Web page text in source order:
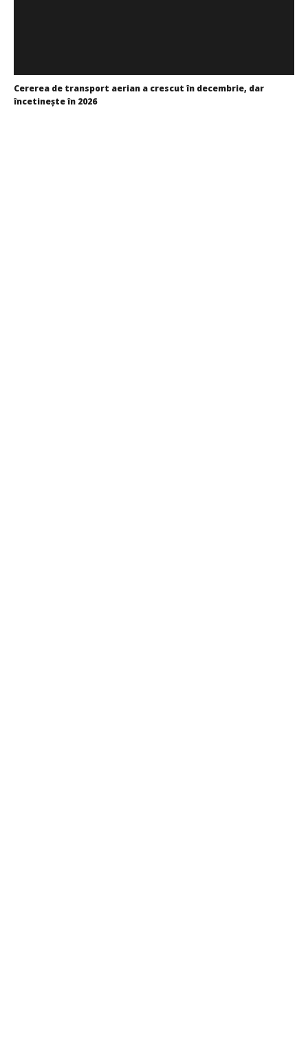
Ghimpu
Cererea de transport aerian a crescut în decembrie, dar
încetineşte în 2026